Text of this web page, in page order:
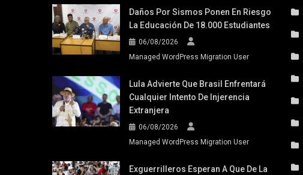
Daños Por Sismos Ponen En Riesgo
La Educación De 18.000 Estudiantes
06/08/2026
Managed WordPress Migration User
Lula Advierte Que Brasil Enfrentará
Cualquier Intento De Injerencia
Extranjera
06/08/2026
Managed WordPress Migration User
Exguerrilleros Esperan A Que De La